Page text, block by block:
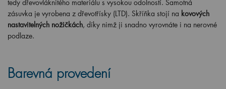
tedy dřevovláknitého materiálu s vysokou odolností. Samotná
zásuvka je vyrobena z dřevotřísky (LTD). Skříňka stojí na kovových
nastavitelných nožičkách, díky nimž ji snadno vyrovnáte i na nerovné
podlaze.
Barevná provedení